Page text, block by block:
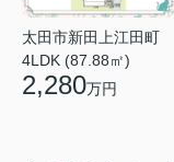
太田市新田上江田町
4LDK (87.88㎡)
2,280万円